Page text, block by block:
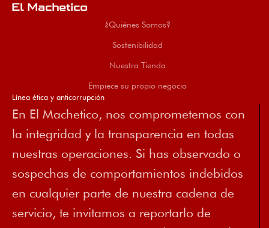
El Machetico
¿Quiénes Somos?
Sostenibilidad
Nuestra Tienda
Empiece su propio negocio
Línea ética y anticorrupción
En El Machetico, nos comprometemos con
la integridad y la transparencia en todas
nuestras operaciones. Si has observado o
sospechas de comportamientos indebidos
en cualquier parte de nuestra cadena de
servicio, te invitamos a reportarlo de